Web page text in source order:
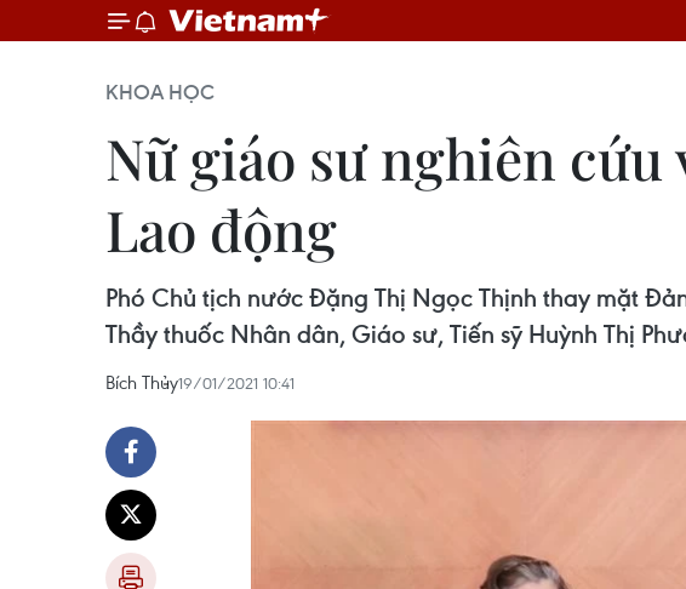
KHOA HỌC
Nữ giáo sư nghiên
Lao động
Phó Chủ tịch nước Đặng Thị Ngọc Thịnh thay mặt
Thầy thuốc Nhân dân, Giáo sư, Tiến sỹ Huỳnh Thị
Bích Thủy19/01/2021 10:41